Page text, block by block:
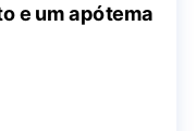
e um apótema